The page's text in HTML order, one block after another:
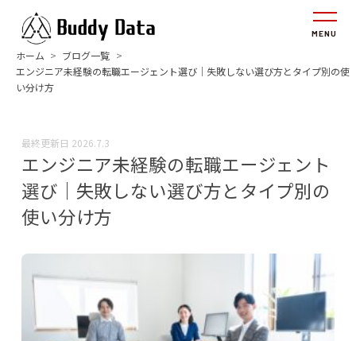
ホーム
ブログ一覧
エンジニア未経験の転職エージェント選び｜失敗しない選び方とタイプ別の使
い分け方
最終更新日 2026.7.3
エンジニア未経験の転職エージェント
選び｜失敗しない選び方とタイプ別の
使い分け方